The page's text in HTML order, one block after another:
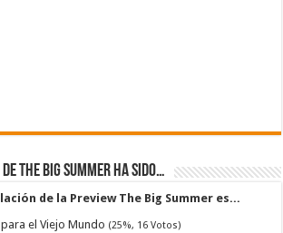
The Big Summer ha sido…
de la Preview The Big Summer es...
el Viejo Mundo (25%, 16 Votos)